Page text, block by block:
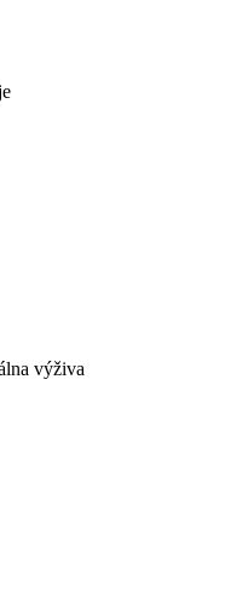
výživa